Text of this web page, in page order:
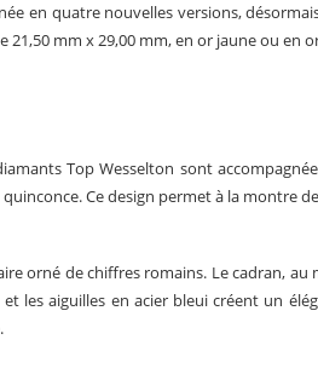
en quatre nouvelles versions,
mm x 29,00 mm, en or jaune ou en
Top Wesselton sont
Ce design permet à la montre
orné de chiffres romains. Le cadran,
les aiguilles en acier bleui créent un